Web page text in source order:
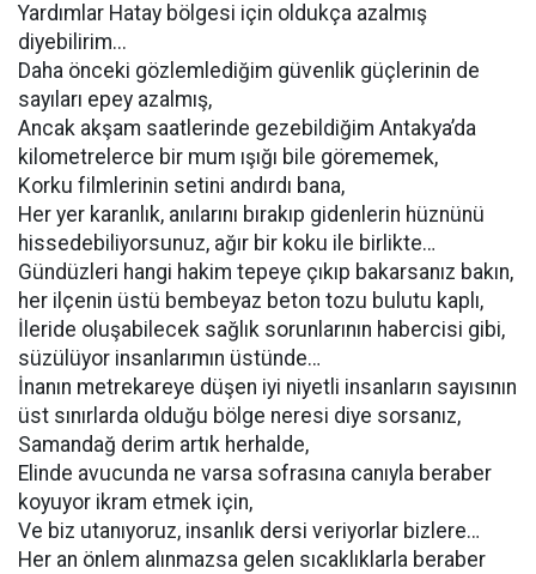
Yardımlar Hatay bölgesi için oldukça azalmış
diyebilirim...
Daha önceki gözlemlediğim güvenlik güçlerinin de
sayıları epey azalmış,
Ancak akşam saatlerinde gezebildiğim Antakya’da
kilometrelerce bir mum ışığı bile görememek,
Korku filmlerinin setini andırdı bana,
Her yer karanlık, anılarını bırakıp gidenlerin hüznünü
hissedebiliyorsunuz, ağır bir koku ile birlikte…
Gündüzleri hangi hakim tepeye çıkıp bakarsanız bakın,
her ilçenin üstü bembeyaz beton tozu bulutu kaplı,
İleride oluşabilecek sağlık sorunlarının habercisi gibi,
süzülüyor insanlarımın üstünde…
İnanın metrekareye düşen iyi niyetli insanların sayısının
üst sınırlarda olduğu bölge neresi diye sorsanız,
Samandağ derim artık herhalde,
Elinde avucunda ne varsa sofrasına canıyla beraber
koyuyor ikram etmek için,
Ve biz utanıyoruz, insanlık dersi veriyorlar bizlere…
Her an önlem alınmazsa gelen sıcaklıklarla beraber